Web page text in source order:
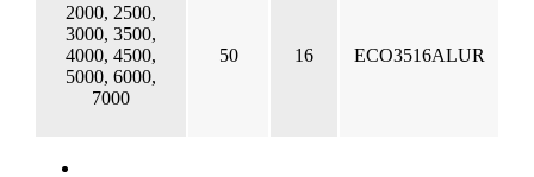
2000, 2500,
3000, 3500,
4000, 4500,
5000, 6000,
7000
50 16 ECO3516ALUR